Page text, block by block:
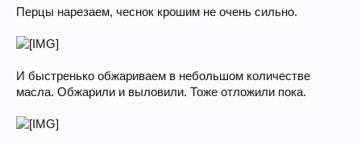
Перцы нарезаем, чеснок крошим не очень сильно.
И быстренько обжариваем в небольшом количестве
масла. Обжарили и выловили. Тоже отложили пока.